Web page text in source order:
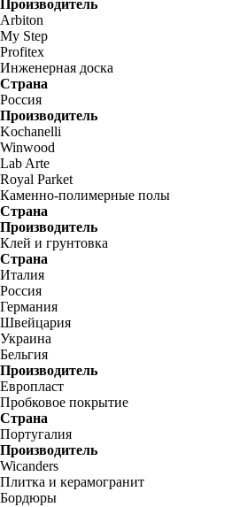
Производитель
Arbiton
My Step
Profitex
Инженерная доска
Страна
Россия
Производитель
Kochanelli
Winwood
Lab Arte
Royal Parket
Каменно-полимерные полы
Страна
Производитель
Клей и грунтовка
Страна
Италия
Россия
Германия
Швейцария
Украина
Бельгия
Производитель
Европласт
Пробковое покрытие
Страна
Португалия
Производитель
Wicanders
Плитка и керамогранит
Бордюры